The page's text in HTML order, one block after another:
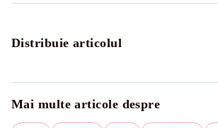
Distribuie articolul
Mai multe articole despre